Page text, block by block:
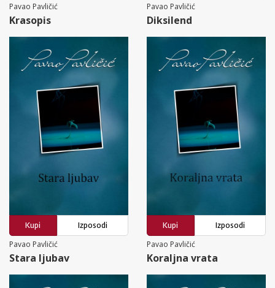
Pavao Pavličić
Krasopis
Pavao Pavličić
Diksilend
Kupi
Izposodi
Pavao Pavličić
Stara ljubav
Kupi
Izposodi
Pavao Pavličić
Koraljna vrata